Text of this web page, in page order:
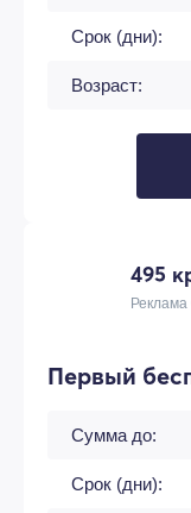
Срок (дни):
Возраст:
495
Первый
Сумма до:
Срок (дни):